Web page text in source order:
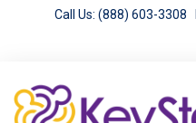
Call Us: (888) 603-3308